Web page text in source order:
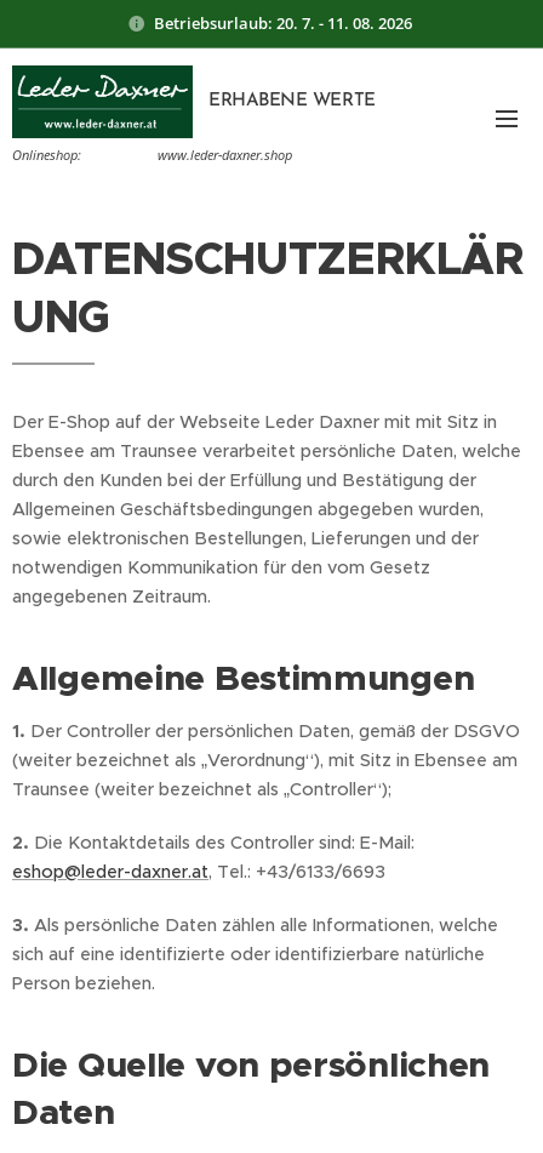
Betriebsurlaub: 20. 7. - 11. 08. 2026
ERHABENE WERTE
Onlineshop: www.leder-daxner.shop
DATENSCHUTZERKLÄR
UNG
Der E-Shop auf der Webseite Leder Daxner mit mit Sitz in
Ebensee am Traunsee verarbeitet persönliche Daten, welche
durch den Kunden bei der Erfüllung und Bestätigung der
Allgemeinen Geschäftsbedingungen abgegeben wurden,
sowie elektronischen Bestellungen, Lieferungen und der
notwendigen Kommunikation für den vom Gesetz
angegebenen Zeitraum.
Allgemeine Bestimmungen
1. Der Controller der persönlichen Daten, gemäß der DSGVO
(weiter bezeichnet als „Verordnung“), mit Sitz in Ebensee am
Traunsee (weiter bezeichnet als „Controller“);
2. Die Kontaktdetails des Controller sind: E-Mail:
eshop@leder-daxner.at, Tel.: +43/6133/6693
3. Als persönliche Daten zählen alle Informationen, welche
sich auf eine identifizierte oder identifizierbare natürliche
Person beziehen.
Die Quelle von persönlichen
Daten